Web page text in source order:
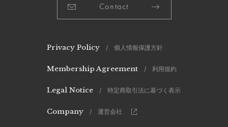
Contact
Privacy Policy / 個人情報保護方針
Membership Agreement / 利用規約
Legal Notice / 特定商取引法に基づく表示
Company / 運営会社